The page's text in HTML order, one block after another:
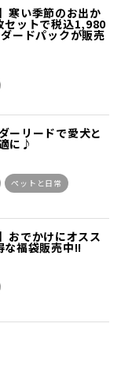
寒い季節のお出か
ットで税込1,980
ードパックが販売
ーリードで愛犬と
に♪
ペットと日常
おでかけにオスス
な福袋販売中!!